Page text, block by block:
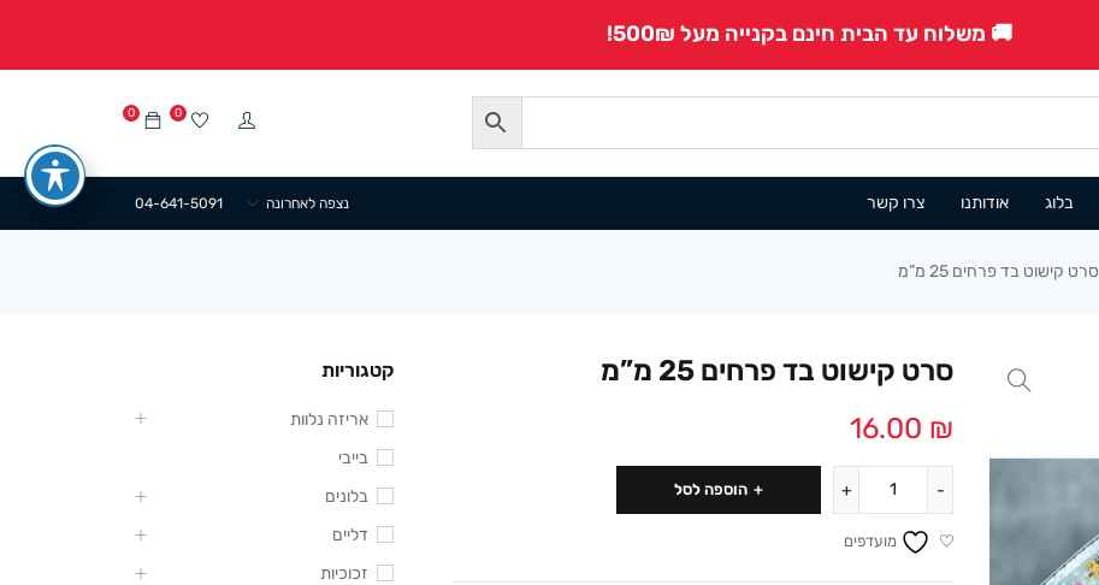
🚚 משלוח עד הבית חינם בקנייה מעל 500₪!
0 0
בלוג אודותנו צרו קשר 04-641-5091 נצפה לאחרונה
סרט קישוט בד פרחים 25 מ”מ
סרט קישוט בד פרחים 25 מ”מ
16.00 ₪
הוספה לסל
מועדפים
קטגוריות
אריזה נלוות
בייבי
בלונים
דליים
זכוכיות